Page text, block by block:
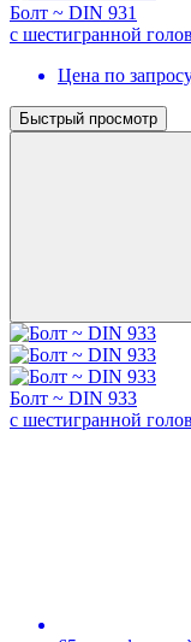
Болт ~ DIN 931
с шестигранной
Цена по
Быстрый просмотр
Болт ~ DIN 933
с шестигранной